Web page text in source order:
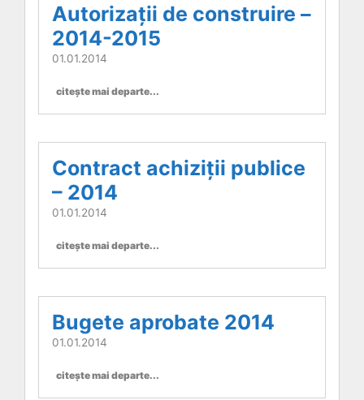
Autorizații de construire –
2014-2015
01.01.2014
citește mai departe...
Contract achiziții publice
– 2014
01.01.2014
citește mai departe...
Bugete aprobate 2014
01.01.2014
citește mai departe...